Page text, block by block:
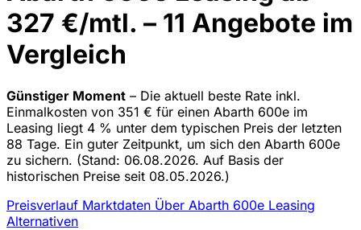
327 €/mtl. – 11 Angebote im
Vergleich
Günstiger Moment – Die aktuell beste Rate inkl.
Einmalkosten von 351 € für einen Abarth 600e im
Leasing liegt 4 % unter dem typischen Preis der letzten
88 Tage. Ein guter Zeitpunkt, um sich den Abarth 600e
zu sichern. (Stand: 06.08.2026. Auf Basis der
historischen Preise seit 08.05.2026.)
Preisverlauf Marktdaten Über Abarth 600e Leasing
Alternativen